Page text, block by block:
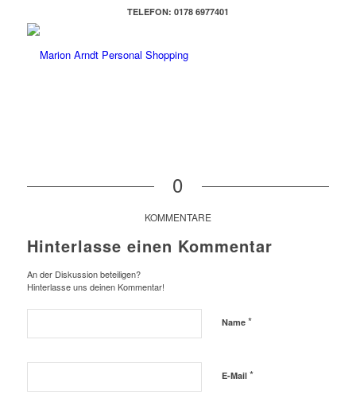
TELEFON: 0178 6977401
0
KOMMENTARE
Hinterlasse einen Kommentar
An der Diskussion beteiligen?
Hinterlasse uns deinen Kommentar!
Name *
E-Mail *